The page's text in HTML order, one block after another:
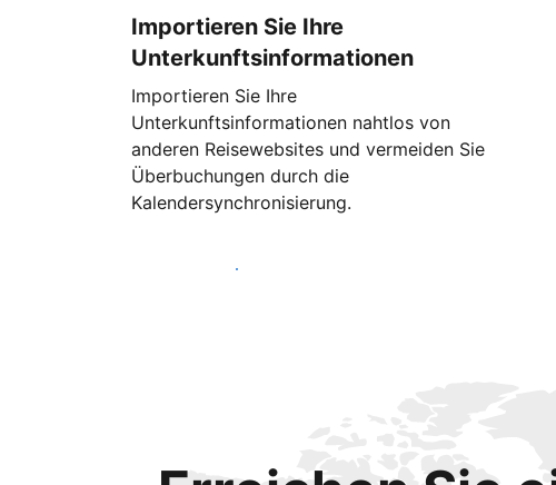
Importieren Sie Ihre
Unterkunftsinformationen
Importieren Sie Ihre
Unterkunftsinformationen nahtlos von
anderen Reisewebsites und vermeiden Sie
Überbuchungen durch die
Kalendersynchronisierung.
Noch heute loslegen